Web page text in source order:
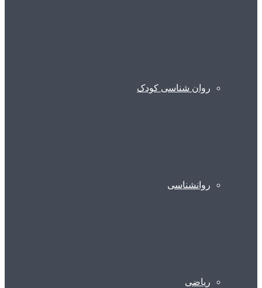
روان شناسی کودک
روانشناسی
ریاضی